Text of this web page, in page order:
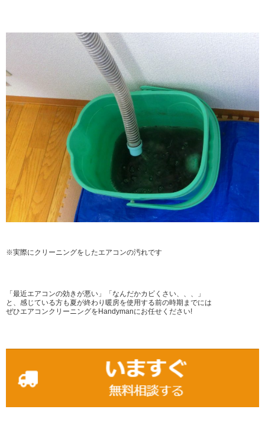
※実際にクリーニングをしたエアコンの汚れです
「最近エアコンの効きが悪い」「なんだかカビくさい、、、」
と、感じている方も夏が終わり暖房を使用する前の時期までには
ぜひエアコンクリーニングをHandymanにお任せください!